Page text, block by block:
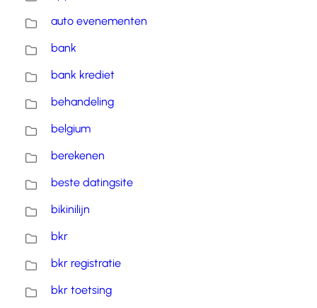
auto evenementen
bank
bank krediet
behandeling
belgium
berekenen
beste datingsite
bikinilijn
bkr
bkr registratie
bkr toetsing